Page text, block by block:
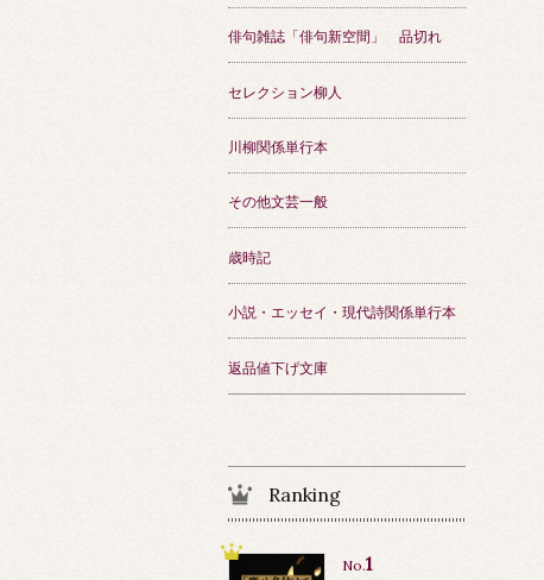
俳句雑誌「俳句新空間」 品切れ
セレクション柳人
川柳関係単行本
その他文芸一般
歳時記
小説・エッセイ・現代詩関係単行本
返品値下げ文庫
Ranking
No.1